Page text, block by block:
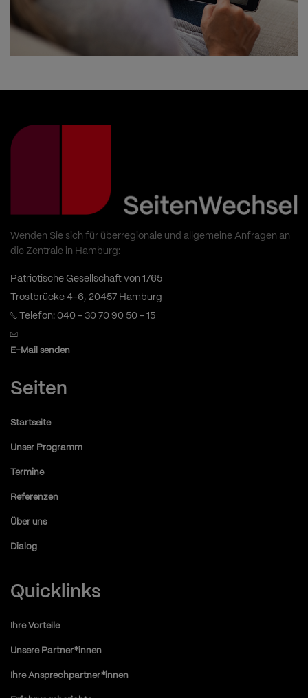
Wenden Sie sich für überregionale und allgemeine Anfragen an
die Zentrale in Hamburg:
Patriotische Gesellschaft von 1765
Trostbrücke 4-6, 20457 Hamburg
Telefon: 040 - 30 70 90 50 - 15
E-Mail senden
Seiten
Startseite
Unser Programm
Termine
Referenzen
Über uns
Dialog
Quicklinks
Ihre Vorteile
Unsere Partner*innen
Ihre Ansprechpartner*innen